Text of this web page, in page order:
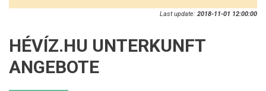
Last update: 2018-11-01 12:00:00
HÉVÍZ.HU UNTERKUNFT
ANGEBOTE